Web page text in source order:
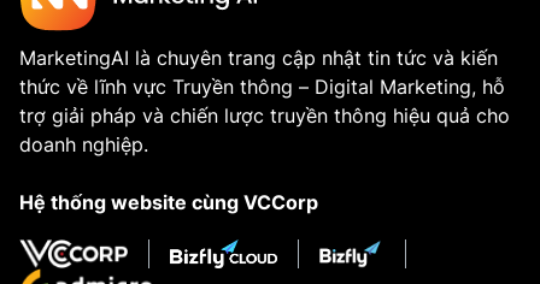
MarketingAI là chuyên trang cập nhật tin tức và kiến
thức về lĩnh vực Truyền thông – Digital Marketing, hỗ
trợ giải pháp và chiến lược truyền thông hiệu quả cho
doanh nghiệp.
Hệ thống website cùng VCCorp